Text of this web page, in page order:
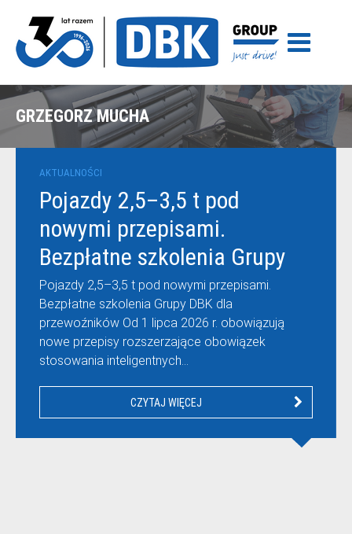
GRZEGORZ MUCHA
AKTUALNOŚCI
Pojazdy 2,5–3,5 t pod
nowymi przepisami.
Bezpłatne szkolenia Grupy
DBK dla przewoźników
Pojazdy 2,5–3,5 t pod nowymi przepisami.
Bezpłatne szkolenia Grupy DBK dla
przewoźników Od 1 lipca 2026 r. obowiązują
nowe przepisy rozszerzające obowiązek
stosowania inteligentnych…
CZYTAJ WIĘCEJ